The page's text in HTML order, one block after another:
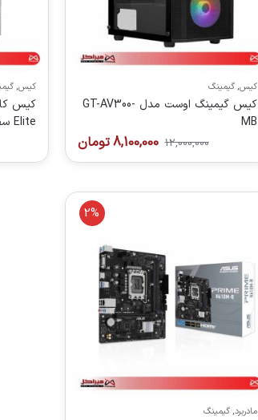
کیس,گیمینگ
کیس گیمینگ اوست مدل GT-AV300-
MB
12,000,000
8,100,000تومان
کیس,
Elite سفید
2%
مادربرد,گیمینگ